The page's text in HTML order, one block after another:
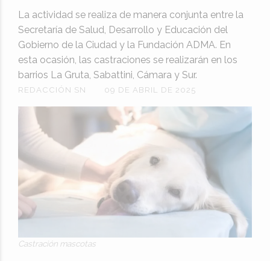
La actividad se realiza de manera conjunta entre la
Secretaría de Salud, Desarrollo y Educación del
Gobierno de la Ciudad y la Fundación ADMA. En
esta ocasión, las castraciones se realizarán en los
barrios La Gruta, Sabattini, Cámara y Sur.
09 DE ABRIL DE 2025
REDACCIÓN SN
Castración mascotas